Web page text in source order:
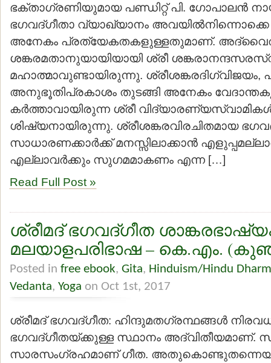
ഭക്താഗ്രണിയുമായ പണ്ഡിറ്റ് പി. ഗോപാലന്‍
ഭഗവദ്ഗീതാ വ്യാഖ്യാനം
അനേകം പ്രത്യേകതകളുള്ളതുമാണ്.
ശങ്കരമതാനുയായിയായി ശ്രീ
മഹാത്മാവുണ്ടായിരുന്നു. ശ്രീശങ്കരദിഗ്വിജയം,
അനുഭൂതിപ്രകാശം തുടങ്ങി അനേകം
കര്‍ത്താവായിരുന്ന ശ്രീ വിദ്യാരണ്യസ്വാമികള്‍
ശിഷ്യനായിരുന്നു. ശ്രീശങ്കരവിരചിതമായ
സാധാരണക്കാര്‍ക്ക് മനസ്സിലാക്കാന്‍
എല്ലാവര്‍ക്കും സുഗമമാകണം എന്ന […]
Read Full Post »
ശ്രീമദ് ഭഗവദ്ഗീത
മലയാളപരിഭാഷ – കെ.എം.
Posted in free ebook, Gita, Hinduism/Hindu
Vedanta, Yoga on Oct 1st, 2017
ശ്രീമദ് ഭഗവദ്ഗീത: ഹിന്ദുമതഗ്രന്ഥങ്ങള്‍
ഭഗവദ്ഗീതയ്ക്കുള്ള സ്ഥാനം അദ്വിതീയമാണ്.
സാരസംഗ്രഹമാണ് ഗീത.